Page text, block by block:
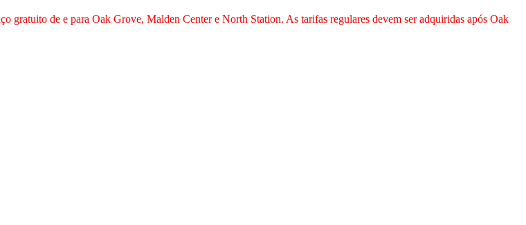
gratuito de e para Oak Grove, Malden Center e North Station. As tarifas regulares devem ser adquiridas após Oak